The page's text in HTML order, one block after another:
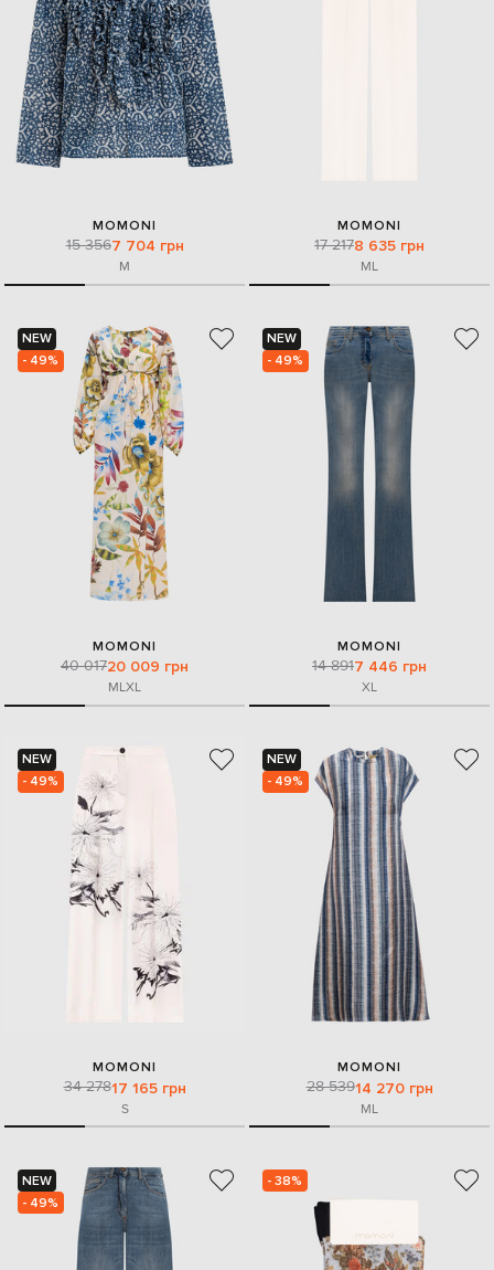
MOMONI
15 3567 704 грн
M
MOMONI
17 2178 635 грн
ML
NEW
- 49%
MOMONI
40 01720 009 грн
MLXL
NEW
- 49%
MOMONI
14 8917 446 грн
XL
NEW
- 49%
MOMONI
34 27817 165 грн
S
NEW
- 49%
MOMONI
28 53914 270 грн
ML
NEW
- 49%
- 38%